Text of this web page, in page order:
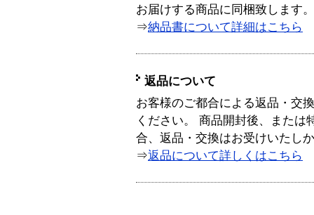
お届けする商品に同梱致します。
⇒納品書について詳細はこちら
返品について
お客様のご都合による返品・交
ください。 商品開封後、または
合、返品・交換はお受けいたし
⇒返品について詳しくはこちら